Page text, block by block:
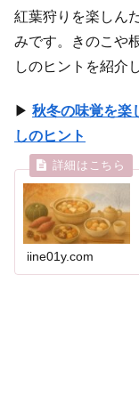
紅葉狩りを楽しん
みです。きのこや
しのヒントを紹介
▶ 秋冬の味覚を楽
しのヒント
iine01y.com